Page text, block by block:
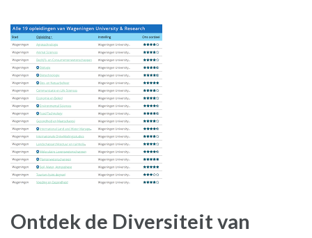
Ontdek de Diversiteit van